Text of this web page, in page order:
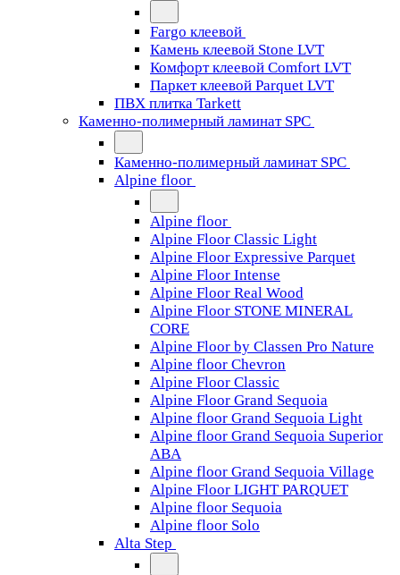
Fargo клеевой
Камень клеевой Stone LVT
Комфорт клеевой Comfort LVT
Паркет клеевой Parquet LVT
ПВХ плитка Tarkett
Каменно-полимерный ламинат SPC
Каменно-полимерный ламинат SPC
Alpine floor
Alpine floor
Alpine Floor Classic Light
Alpine Floor Expressive Parquet
Alpine Floor Intense
Alpine Floor Real Wood
Alpine Floor STONE MINERAL
CORE
Alpine Floor by Classen Pro Nature
Alpine floor Chevron
Alpine Floor Classic
Alpine Floor Grand Sequoia
Alpine floor Grand Sequoia Light
Alpine floor Grand Sequoia Superior
ABA
Alpine floor Grand Sequoia Village
Alpine Floor LIGHT PARQUET
Alpine floor Sequoia
Alpine floor Solo
Alta Step